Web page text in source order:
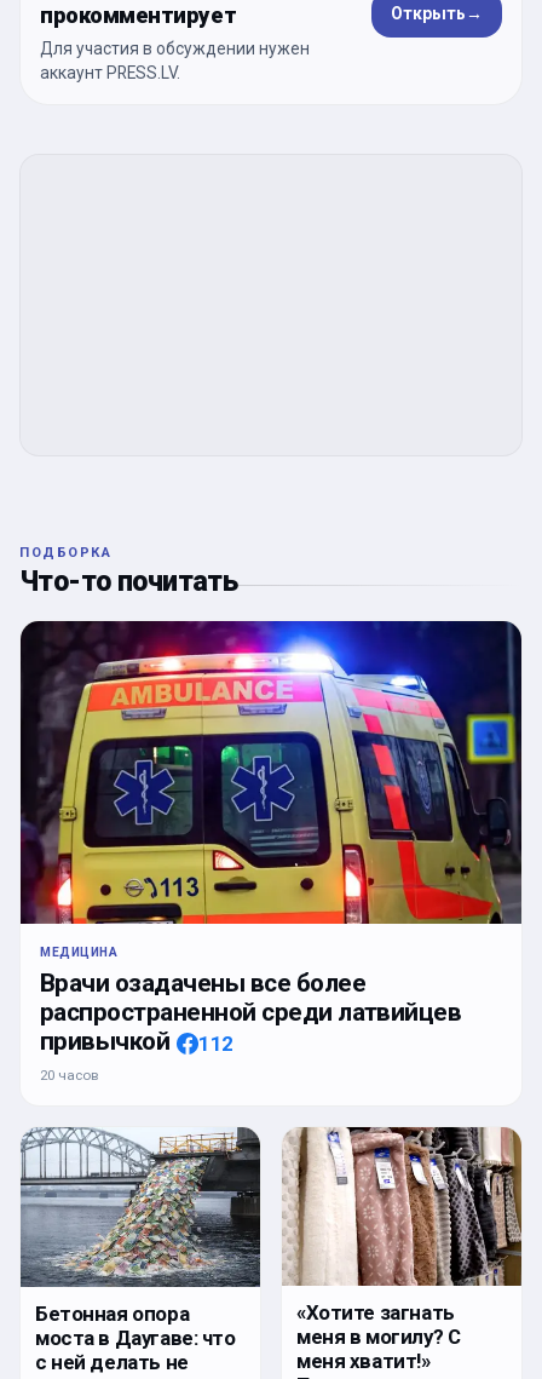
прокомментирует
Для участия в обсуждении нужен
аккаунт PRESS.LV.
Открыть→
ПОДБОРКА
Что-то почитать
МЕДИЦИНА
Врачи озадачены все более
распространенной среди латвийцев
привычкой
112
20 часов
Бетонная опора
моста в Даугаве: что
с ней делать не
«Хотите загнать
меня в могилу? С
меня хватит!»